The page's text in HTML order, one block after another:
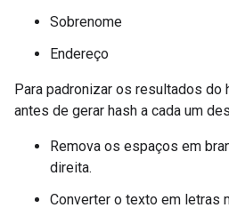
Sobrenome
Endereço
Para padronizar os resultados do
antes de gerar hash a cada um
Remova os espaços em
direita.
Converter o texto em letras